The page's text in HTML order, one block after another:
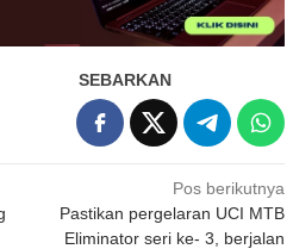
SEBARKAN
Pos berikutnya
Pastikan pergelaran UCI MTB
Eliminator seri ke- 3, berjalan